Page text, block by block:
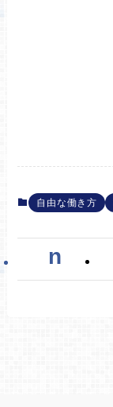
自由な働き方